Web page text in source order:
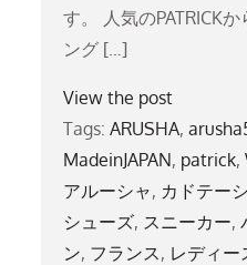
す。 人気のPATRICK
ング […]
View the post
Tags:ARUSHA,
MadeinJAPAN, patrick,
アルーシャ, カドテー
シューズ, スニーカー,
ン, フランス, レディー